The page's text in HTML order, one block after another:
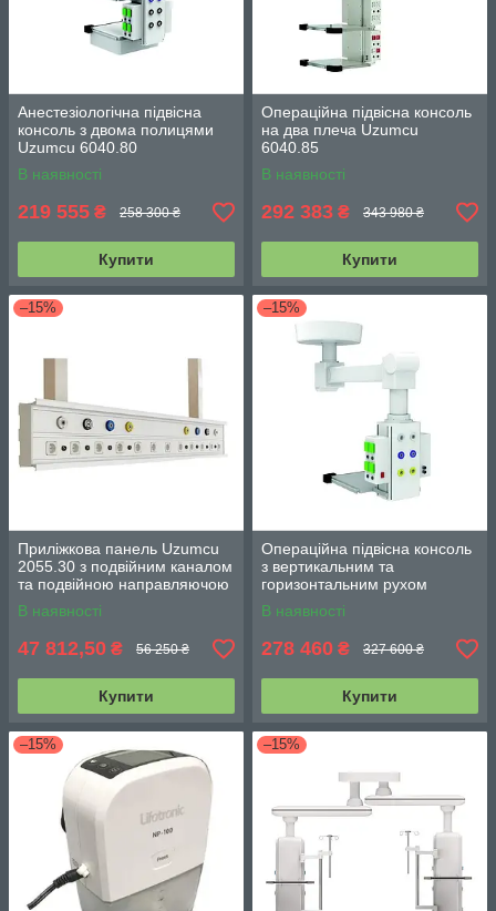
Анестезіологічна підвісна
консоль з двома полицями
Uzumcu 6040.80
В наявності
219 555 ₴ 258 300 ₴
Купити
Операційна підвісна консоль
на два плеча Uzumcu
6040.85
В наявності
292 383 ₴ 343 980 ₴
Купити
–15%
Приліжкова панель Uzumcu
2055.30 з подвійним каналом
та подвійною направляючою
В наявності
47 812,50 ₴ 56 250 ₴
Купити
–15%
Операційна підвісна консоль
з вертикальним та
горизонтальним рухом
Uzumcu 6040.90
В наявності
278 460 ₴ 327 600 ₴
Купити
–15% –15%